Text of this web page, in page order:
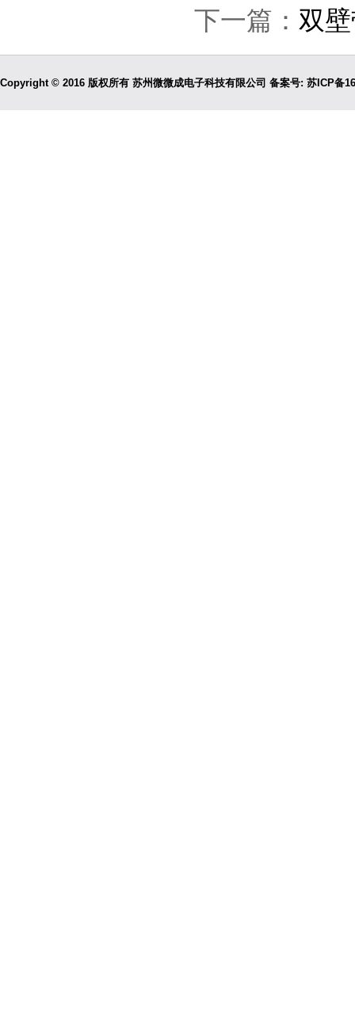
下一篇： 双
Copyright © 2016 版权所有 苏州微微成电子科技有限公司 备案号: 苏ICP备